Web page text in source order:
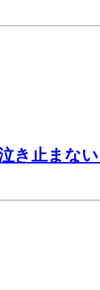
き止まな